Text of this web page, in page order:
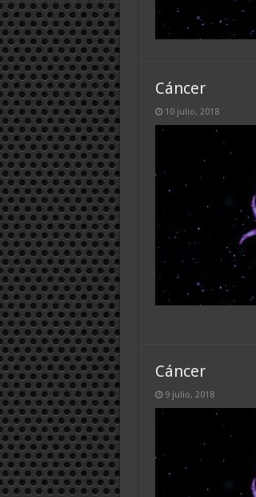
Cáncer
10 julio, 2018
Cáncer
9 julio, 2018